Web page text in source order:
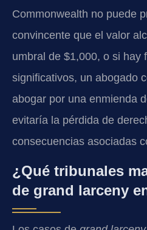
Commonwealth no puede
convincente que el valor
umbral de $1,000, o si hay
significativos, un abogado
abogar por una enmienda
evitaría la pérdida de
consecuencias asociadas
¿Qué tribunales
de grand larceny